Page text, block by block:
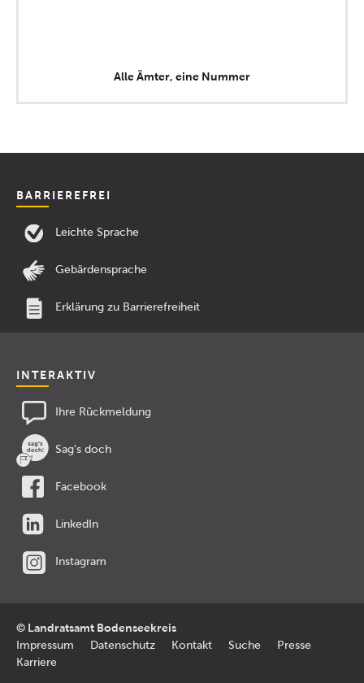
Alle Ämter, eine Nummer
BARRIEREFREI
Leichte Sprache
Gebärdensprache
Erklärung zu Barrierefreiheit
INTERAKTIV
Ihre Rückmeldung
Sag's doch
Facebook
LinkedIn
Instagram
© Landratsamt Bodenseekreis
Impressum Datenschutz Kontakt Suche
Presse
Karriere